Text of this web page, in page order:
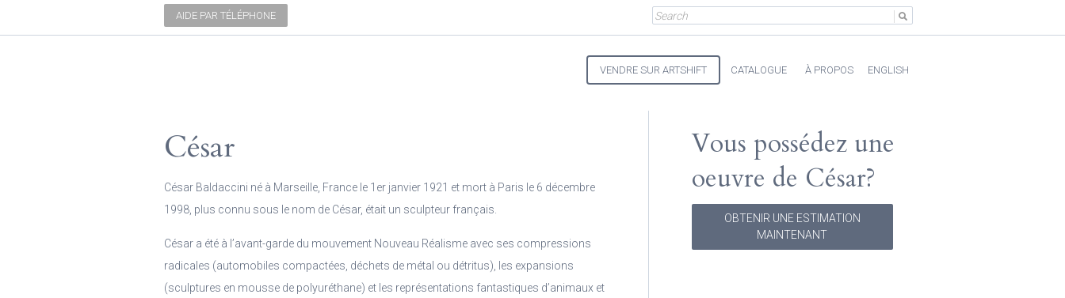
AIDE PAR TÉLÉPHONE
VENDRE SUR ARTSHIFT CATALOGUE À PROPOS ENGLISH
César
César Baldaccini né à Marseille, France le 1er janvier 1921 et mort à Paris le 6 décembre
1998, plus connu sous le nom de César, était un sculpteur français.
César a été à l’avant-garde du mouvement Nouveau Réalisme avec ses compressions
radicales (automobiles compactées, déchets de métal ou détritus), les expansions
(sculptures en mousse de polyuréthane) et les représentations fantastiques d’animaux et
Vous possédez une
oeuvre de César?
OBTENIR UNE ESTIMATION
MAINTENANT